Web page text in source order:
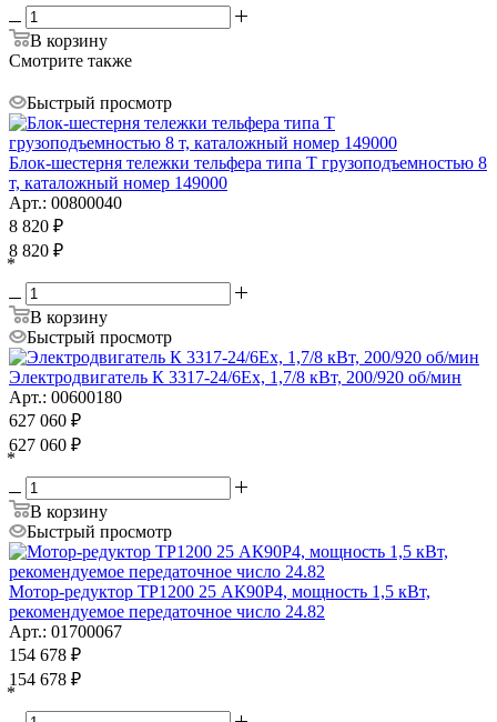
В корзину
Смотрите также
Быстрый просмотр
Блок-шестерня тележки тельфера типа Т грузоподъемностью 8
т, каталожный номер 149000
Арт.: 00800040
8 820 ₽
8 820 ₽
*
В корзину
Быстрый просмотр
Электродвигатель К 3317-24/6Ex, 1,7/8 кВт, 200/920 об/мин
Арт.: 00600180
627 060 ₽
627 060 ₽
*
В корзину
Быстрый просмотр
Мотор-редуктор ТР1200 25 АК90P4, мощность 1,5 кВт,
рекомендуемое передаточное число 24.82
Арт.: 01700067
154 678 ₽
154 678 ₽
*